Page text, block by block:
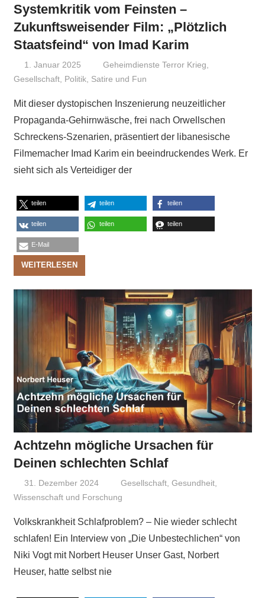
Systemkritik vom Feinsten –
Zukunftsweisender Film: „Plötzlich
Staatsfeind“ von Imad Karim
1. Januar 2025 Niki Vogt
Geheimdienste Terror Krieg
Gesellschaft, Politik, Satire und Fun
Mit dieser dystopischen Inszenierung neuzeitlicher
Propaganda-Gehirnwäsche, frei nach Orwellschen
Schreckens-Szenarien, präsentiert der libanesische
Filmemacher Imad Karim ein beeindruckendes Werk. Er
sieht sich als Verteidiger der
teilen teilen teilen
teilen teilen teilen
E-Mail
WEITERLESEN
Achtzehn mögliche Ursachen für
Deinen schlechten Schlaf
31. Dezember 2024 Niki Vogt
Gesellschaft ,Gesundheit
Wissenschaft und Forschung
Volkskrankheit Schlafproblem? – Nie wieder schlecht
schlafen! Ein Interview von „Die Unbestechlichen“ von
Niki Vogt mit Norbert Heuser Unser Gast, Norbert
Heuser, hatte selbst nie